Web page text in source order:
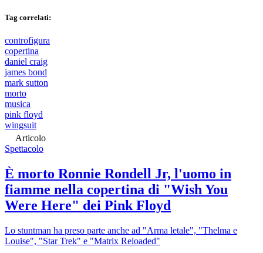
Tag correlati:
controfigura
copertina
daniel craig
james bond
mark sutton
morto
musica
pink floyd
wingsuit
Articolo
Spettacolo
È morto Ronnie Rondell Jr, l'uomo in
fiamme nella copertina di "Wish You
Were Here" dei Pink Floyd
Lo stuntman ha preso parte anche ad "Arma letale", "Thelma e
Louise", "Star Trek" e "Matrix Reloaded"